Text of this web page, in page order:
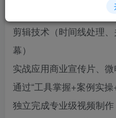
软件基础（工程建立、
剪辑技术（时间线处理
幕）
实战应用商业宣传片、微
通过“工具掌握+案例实
独立完成专业级视频制